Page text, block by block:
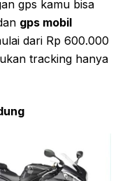
gps kamu bisa
gps mobil
dari Rp 600.000
tracking hanya